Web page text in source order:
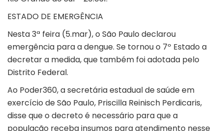
ESTADO DE EMERGÊNCIA
Nesta 3ª feira (5.mar), o São Paulo declarou
emergência para a dengue. Se tornou o 7º Estado a
decretar a medida, que também foi adotada pelo
Distrito Federal.
Ao Poder360, a secretária estadual de saúde em
exercício de São Paulo, Priscilla Reinisch Perdicaris,
disse que o decreto é necessário para que a
população receba insumos para atendimento nesse